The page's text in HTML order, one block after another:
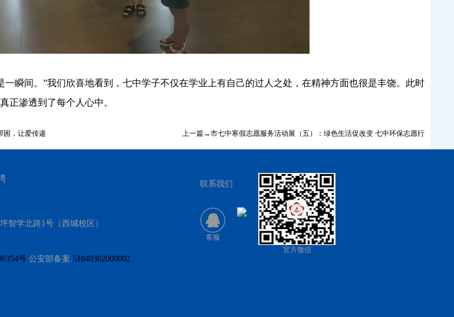
一瞬间。”我们欣喜地看到，七中学子不仅在学业上有自己的过人之处，在精神方面也很是丰饶。此时
正渗透到了每个人心中。
困，让爱传递 上一篇→市七中寒假志愿服务活动展（五）：绿色生活促改变 七中环保志愿行
智学北路1号（西城校区）
号公安部备案:51040302000002
联系我们
客服
官方微信